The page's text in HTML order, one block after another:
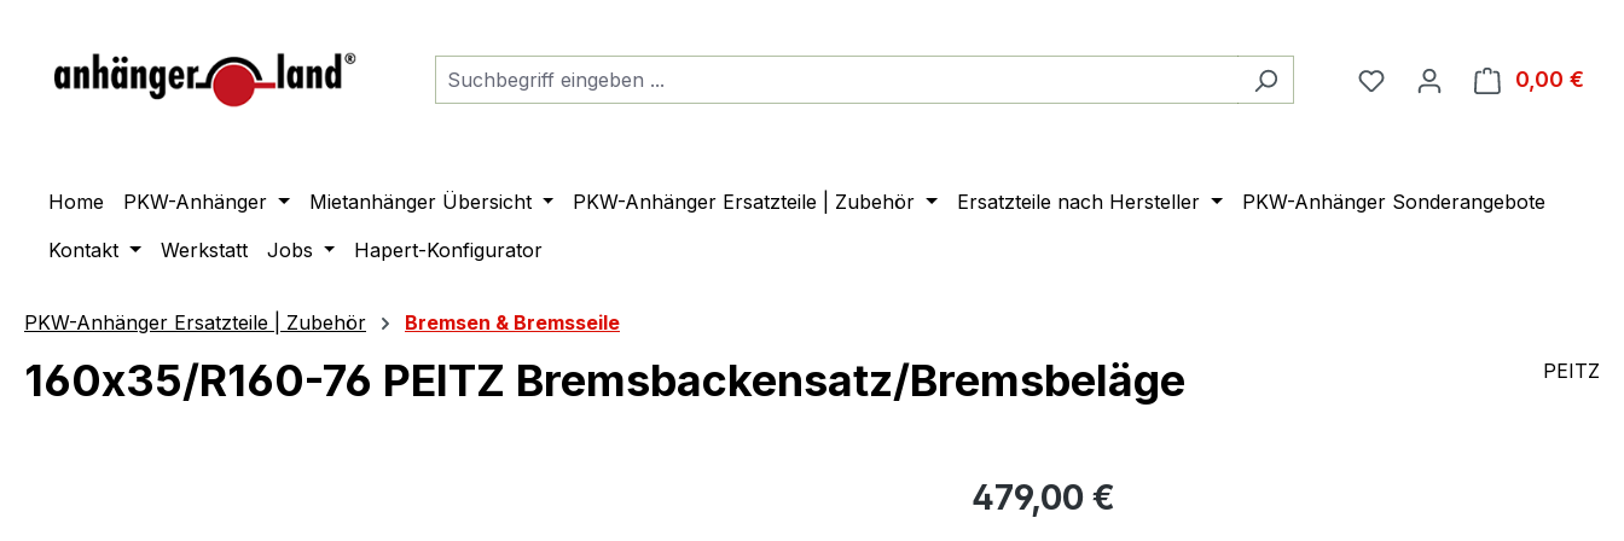
0,00 €
Home PKW-Anhänger Mietanhänger Übersicht PKW-Anhänger Ersatzteile | Zubehör Ersatzteile nach Hersteller
PKW-Anhänger Sonderangebote
Kontakt
Werkstatt Jobs Hapert-Konfigurator
PKW-Anhänger Ersatzteile | Zubehör Bremsen & Bremsseile
160x35/R160-76 PEITZ Bremsbackensatz/Bremsbeläge PEITZ
479,00 €